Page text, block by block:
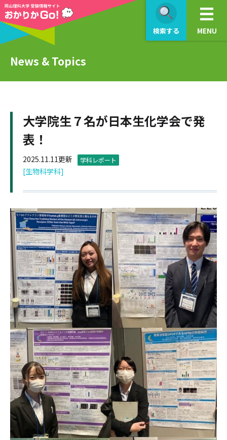
検索する MENU
News & Topics
大学院生７名が日本生化学会で発
表！
2025.11.11更新 学科レポート
[生物科学科]